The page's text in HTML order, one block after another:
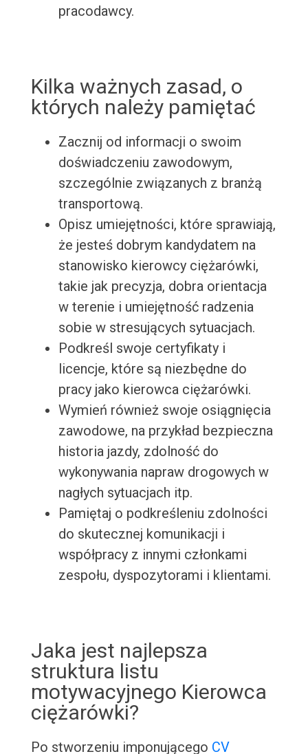
pracodawcy.
Kilka ważnych zasad, o
których należy pamiętać
Zacznij od informacji o swoim
doświadczeniu zawodowym,
szczególnie związanych z branżą
transportową.
Opisz umiejętności, które sprawiają,
że jesteś dobrym kandydatem na
stanowisko kierowcy ciężarówki,
takie jak precyzja, dobra orientacja
w terenie i umiejętność radzenia
sobie w stresujących sytuacjach.
Podkreśl swoje certyfikaty i
licencje, które są niezbędne do
pracy jako kierowca ciężarówki.
Wymień również swoje osiągnięcia
zawodowe, na przykład bezpieczna
historia jazdy, zdolność do
wykonywania napraw drogowych w
nagłych sytuacjach itp.
Pamiętaj o podkreśleniu zdolności
do skutecznej komunikacji i
współpracy z innymi członkami
zespołu, dyspozytorami i klientami.
Jaka jest najlepsza
struktura listu
motywacyjnego Kierowca
ciężarówki?
Po stworzeniu imponującego CV